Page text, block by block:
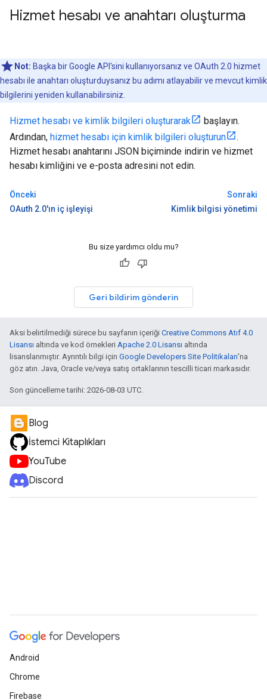
Hizmet hesabı ve anahtarı oluşturma
Not: Başka bir Google API'sini kullanıyorsanız ve OAuth 2.0 hizmet
hesabı ile anahtarı oluşturduysanız bu adımı atlayabilir ve mevcut kimlik
bilgilerini yeniden kullanabilirsiniz.
Hizmet hesabı ve kimlik bilgileri oluşturarak
başlayın.
Ardından, hizmet hesabı için kimlik bilgileri oluşturun
.
Hizmet hesabı anahtarını JSON biçiminde indirin ve hizmet
hesabı kimliğini ve e-posta adresini not edin.
Önceki
OAuth 2.0'ın iç işleyişi
Sonraki
Kimlik bilgisi yönetimi
Bu size yardımcı oldu mu?
Geri bildirim gönderin
Aksi belirtilmediği sürece bu sayfanın içeriği Creative Commons Atıf 4.0
Lisansı altında ve kod örnekleri Apache 2.0 Lisansı altında
lisanslanmıştır. Ayrıntılı bilgi için Google Developers Site Politikaları'na
göz atın. Java, Oracle ve/veya satış ortaklarının tescilli ticari markasıdır.
Son güncelleme tarihi: 2026-08-03 UTC.
Blog
İstemci Kitaplıkları
YouTube
Discord
Android
Chrome
Firebase